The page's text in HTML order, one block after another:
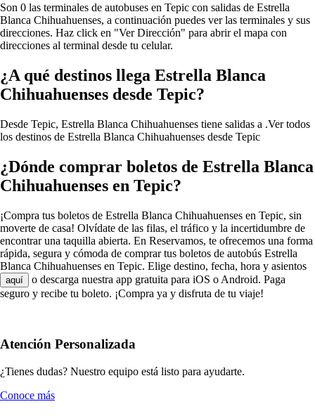
Son 0 las terminales de autobuses en Tepic con salidas de Estrella
Blanca Chihuahuenses, a continuación puedes ver las terminales y sus
direcciones. Haz click en "Ver Dirección" para abrir el mapa con
direcciones al terminal desde tu celular.
¿A qué destinos llega Estrella Blanca
Chihuahuenses desde Tepic?
Desde Tepic, Estrella Blanca Chihuahuenses tiene salidas a .Ver todos
los destinos de Estrella Blanca Chihuahuenses desde Tepic
¿Dónde comprar boletos de Estrella Blanca
Chihuahuenses en Tepic?
¡Compra tus boletos de Estrella Blanca Chihuahuenses en Tepic, sin
moverte de casa! Olvídate de las filas, el tráfico y la incertidumbre de
encontrar una taquilla abierta. En Reservamos, te ofrecemos una forma
rápida, segura y cómoda de comprar tus boletos de autobús Estrella
Blanca Chihuahuenses en Tepic. Elige destino, fecha, hora y asientos
aquí
o descarga nuestra app gratuita para iOS o Android. Paga
seguro y recibe tu boleto. ¡Compra ya y disfruta de tu viaje!
Atención Personalizada
¿Tienes dudas? Nuestro equipo está listo para ayudarte.
Conoce más